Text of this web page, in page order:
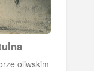
oliwskim